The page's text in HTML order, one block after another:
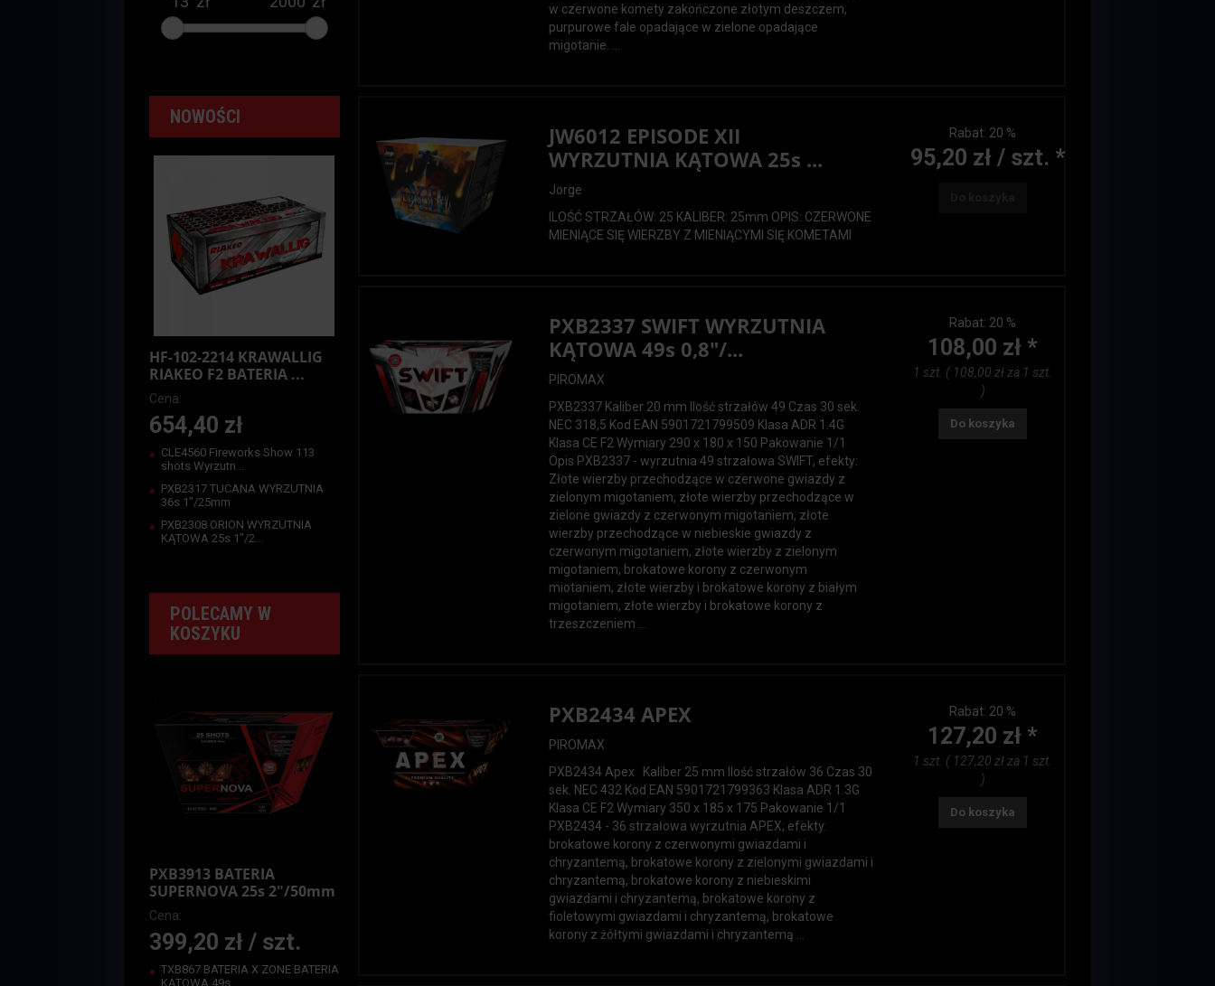
w czerwone komety zakończone złotym deszczem,
purpurowe fale opadające w zielone opadające
migotanie. ...
JW6012 EPISODE XII
WYRZUTNIA KĄTOWA 25s ...
Jorge
ILOŚĆ STRZAŁÓW: 25 KALIBER: 25mm OPIS: CZERWONE
MIENIĄCE SIĘ WIERZBY Z MIENIĄCYMI SIĘ KOMETAMI
Rabat: 20 %
95,20 zł / szt. *
PXB2337 SWIFT WYRZUTNIA
KĄTOWA 49s 0,8"/...
PIROMAX
PXB2337 Kaliber 20 mm Ilość strzałów 49 Czas 30 sek.
NEC 318,5 Kod EAN 5901721799509 Klasa ADR 1.4G
Klasa CE F2 Wymiary 290 x 180 x 150 Pakowanie 1/1
Opis PXB2337 - wyrzutnia 49 strzałowa SWIFT, efekty:
Złote wierzby przechodzące w czerwone gwiazdy z
zielonym migotaniem, złote wierzby przechodzące w
zielone gwiazdy z czerwonym migotaniem, złote
wierzby przechodzące w niebieskie gwiazdy z
czerwonym migotaniem, złote wierzby z zielonym
migotaniem, brokatowe korony z czerwonym
miotaniem, złote wierzby i brokatowe korony z białym
migotaniem, złote wierzby i brokatowe korony z
trzeszczeniem ...
Rabat: 20 %
108,00 zł *
1 szt. ( 108,00 zł za 1 szt.
)
Do koszyka
PXB2434 APEX
PIROMAX
PXB2434 Apex Kaliber 25 mm Ilość strzałów 36 Czas 30
sek. NEC 432 Kod EAN 5901721799363 Klasa ADR 1.3G
Klasa CE F2 Wymiary 350 x 185 x 175 Pakowanie 1/1
PXB2434 - 36 strzałowa wyrzutnia APEX; efekty:
brokatowe korony z czerwonymi gwiazdami i
chryzantemą, brokatowe korony z zielonymi gwiazdami i
chryzantemą, brokatowe korony z niebieskimi
gwiazdami i chryzantemą, brokatowe korony z
fioletowymi gwiazdami i chryzantemą, brokatowe
korony z żółtymi gwiazdami i chryzantemą ...
Rabat: 20 %
127,20 zł *
1 szt. ( 127,20 zł za 1 szt.
)
Do koszyka
NOWOŚCI
HF-102-2214 KRAWALLIG
RIAKEO F2 BATERIA ...
Cena:
654,40 zł
CLE4560 Fireworks Show 113
shots Wyrzutn...
PXB2317 TUCANA WYRZUTNIA
36s 1"/25mm
PXB2308 ORION WYRZUTNIA
KĄTOWA 25s 1"/2...
POLECAMY W
KOSZYKU
PXB3913 BATERIA
SUPERNOVA 25s 2"/50mm
Cena:
399,20 zł / szt.
TXB867 BATERIA X ZONE BATERIA
KĄTOWA 49s...